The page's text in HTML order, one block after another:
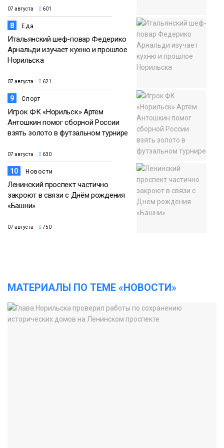
07 августа 601
8 Еда
Итальянский шеф-повар Федерико
Арнальди изучает кухню и прошлое
Норильска
07 августа 621
9 Спорт
Игрок ФК «Норильск» Артём
Антошкин помог сборной России
взять золото в футзальном турнире
07 августа 630
10 Новости
Ленинский проспект частично
закроют в связи с Днём рождения
«Башни»
07 августа 750
МАТЕРИАЛЫ ПО ТЕМЕ «НОВОСТИ»